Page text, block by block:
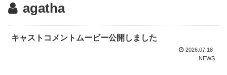
agatha
キャストコメントムービー公開しました
2026.07.18
NEWS